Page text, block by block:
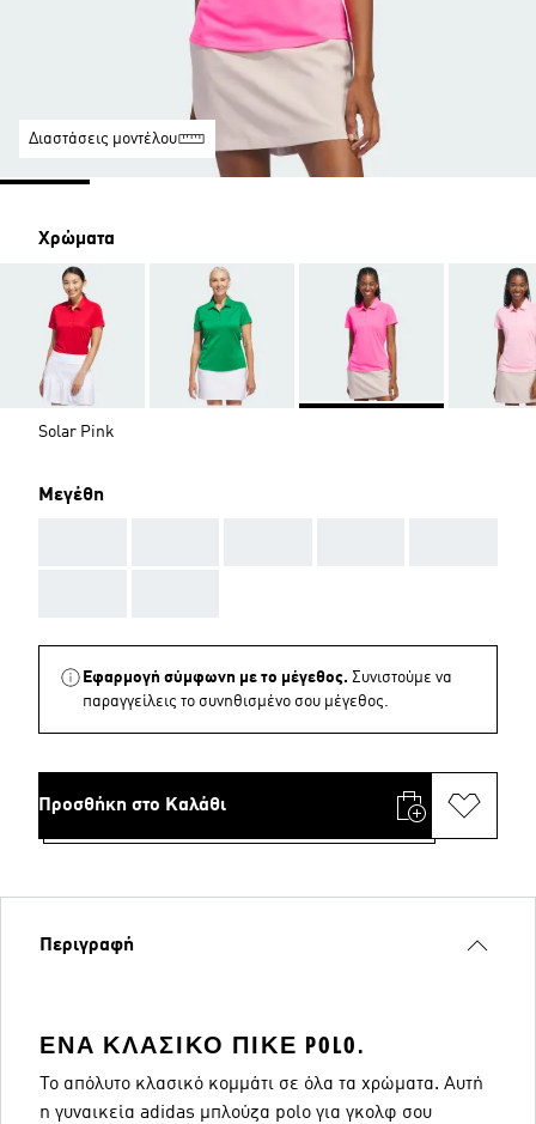
Διαστάσεις μοντέλου
Χρώματα
Solar Pink
Μεγέθη
Εφαρμογή σύμφωνη με το μέγεθος. Συνιστούμε να
παραγγείλεις το συνηθισμένο σου μέγεθος.
Προσθήκη στο Καλάθι
Περιγραφή
ΈΝΑ ΚΛΑΣΙΚΌ ΠΙΚΈ POLO.
Το απόλυτο κλασικό κομμάτι σε όλα τα χρώματα. Αυτή
η γυναικεία adidas μπλούζα polo για γκολφ σου